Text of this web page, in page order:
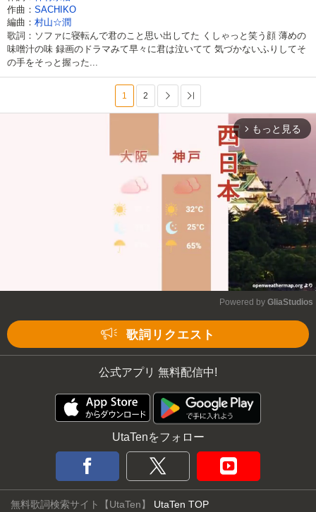
作曲： SACHIKO
編曲： 村山☆潤
歌詞：ソファに寝転んで君のこと思い出してた くしゃっと笑う顔 薄めの
味噌汁の味 録画のドラマみて早々に君は泣いてて 気づかないふりしてそ
の手をそっと握った...
1 2 次へ
arrow_forward_ios もっと見る
Powered by GliaStudios
歌詞リクエスト
公式アプリ 無料配信中!
UtaTenをフォロー
無料歌詞検索サイト【UtaTen】 UtaTen TOP